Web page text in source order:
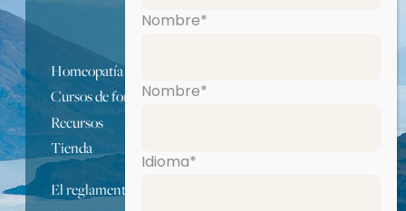
Homeopatía
Cursos de formación
Recursos
Tienda
El reglamento de la escuela IHS
Nombre*
Nombre*
Idioma*